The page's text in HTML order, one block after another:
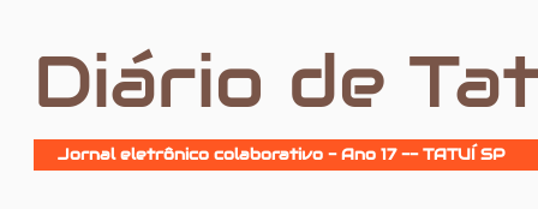
Diário de
Jornal eletrônico colaborativo - Ano 17 -- TATUÍ SP